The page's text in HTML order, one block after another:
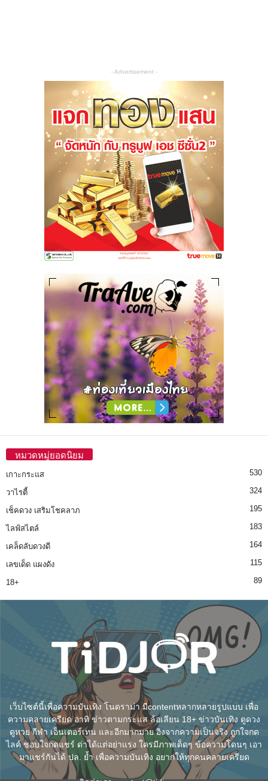
- Advertisement -
หมวดหมู่ยอดนิยม
เกาะกระแส 530
วาไรตี้ 324
เช็คดวง เสริมโชคลาภ 195
ไลฟ์สไตล์ 183
เคล็ดลับดวงดี 164
เลขเด็ด แผงดัง 115
18+ 89
เว็บไซต์นี้เพื่อความบันเทิง โนดราม่า มีcontentหลากหลายรูปแบบ เพื่อ
ความคลายเครียด อาทิ ข่าวตามกระแส ล้อเลียน 18+ ข่าวบันเทิง ดูดวง
ดูหวย กีฬา เอ็นเตอร์เทน และอีกมากมาย อิงจากความเป็นจริง ถูกใจกด
ไลค์ ชอบใจกดแชร์ ด่าได้แต่อย่าแรง ใครมีภาพเด็ดๆ ข้อความโดนๆ เอา
มาแชร์กันได้ ปล. ย้ำ เพื่อความบันเทิง อยากให้ทุกคนคลายเครียด